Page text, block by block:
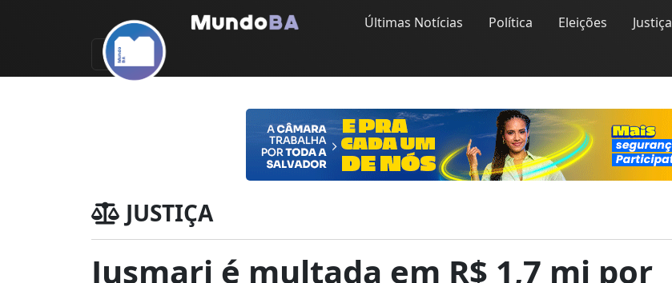
Últimas Notícias Política Eleições Justiça
JUSTIÇA
Jusmari é multada em R$ 1,7 mi por